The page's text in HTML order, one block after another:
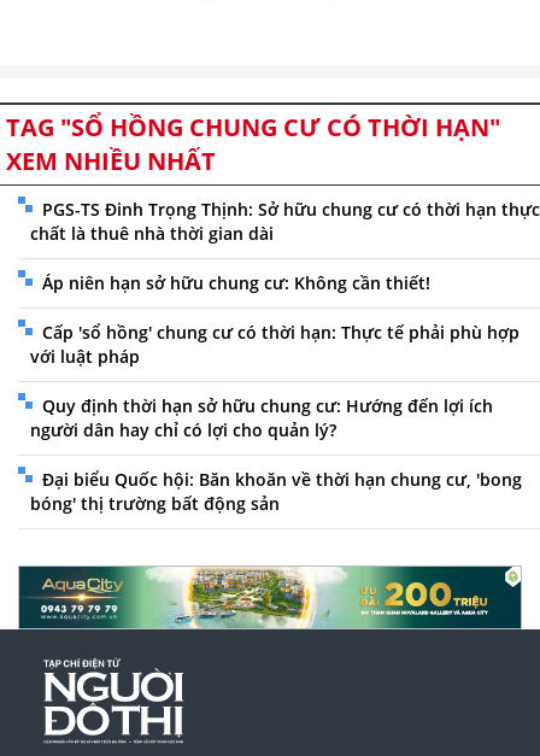
TAG "SỔ HỒNG CHUNG CƯ CÓ THỜI HẠN"
XEM NHIỀU NHẤT
PGS-TS Đinh Trọng Thịnh: Sở hữu chung cư có thời hạn thực
chất là thuê nhà thời gian dài
Áp niên hạn sở hữu chung cư: Không cần thiết!
Cấp 'sổ hồng' chung cư có thời hạn: Thực tế phải phù hợp
với luật pháp
Quy định thời hạn sở hữu chung cư: Hướng đến lợi ích
người dân hay chỉ có lợi cho quản lý?
Đại biểu Quốc hội: Băn khoăn về thời hạn chung cư, 'bong
bóng' thị trường bất động sản